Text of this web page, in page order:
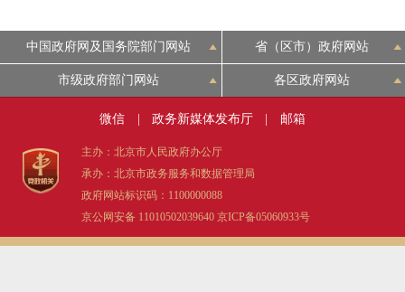
中国政府网及国务院部门网站 省（区市）政府网站
市级政府部门网站 各区政府网站
微信 政务新媒体发布厅 邮箱
主办：北京市人民政府办公厅
承办：北京市政务服务和数据管理局
政府网站标识码：1100000088
京公网安备 11010502039640 京ICP备05060933号